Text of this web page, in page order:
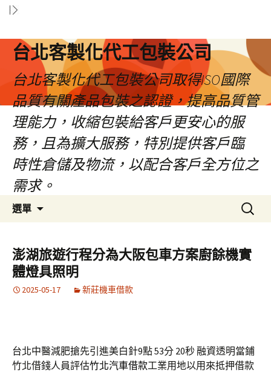
台北客製化代工包裝公司
台北客製化代工包裝公司取得ISO國際
品質有關產品包裝之認證，提高品質管
理能力，收縮包裝給客戶更安心的服
務，且為擴大服務，特別提供客戶臨
時性倉儲及物流，以配合客戶全方位之
需求。
選單
容
區
搜
尋
鍵
字:
澎湖旅遊行程分為大阪包車方案廚餘機實
體燈具照明
2025-05-17 新莊機車借款
台北中醫減肥搶先引進美白針9點 53分 20秒融資透明當鋪
竹北借錢人員評估竹北汽車借款工業用地以用來抵押借款